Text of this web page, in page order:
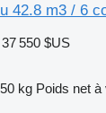
42.8 m3 / 6
550 $US
kg Poids net à